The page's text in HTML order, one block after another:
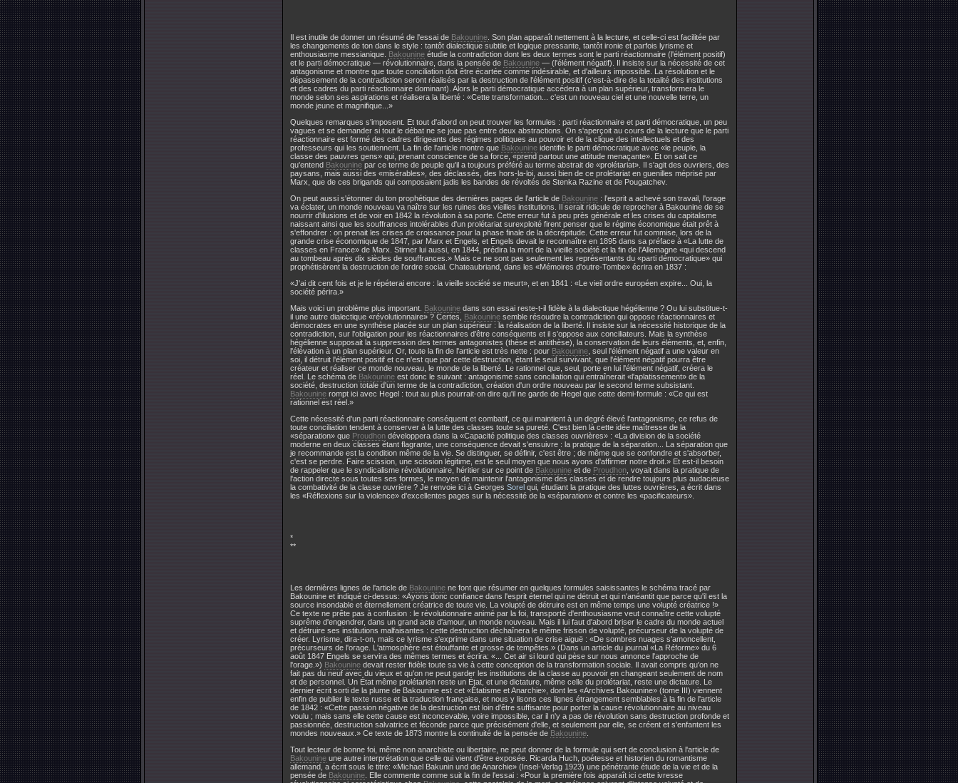
Il est inutile de donner un résumé de l'essai de Bakounine . Son plan apparaît nettement à la lecture, et celle-ci est facilitée par
les changements de ton dans le style : tantôt dialectique subtile et logique pressante, tantôt ironie et parfois lyrisme et
enthousiasme messianique. Bakounine étudie la contradiction dont les deux termes sont le parti réactionnaire (l'élément positif)
et le parti démocratique — révolutionnaire, dans la pensée de Bakounine — (l'élément négatif). Il insiste sur la nécessité de cet
antagonisme et montre que toute conciliation doit être écartée comme indésirable, et d'ailleurs impossible. La résolution et le
dépassement de la contradiction seront réalisés par la destruction de l'élément positif (c'est-à-dire de la totalité des institutions
et des cadres du parti réactionnaire dominant). Alors le parti démocratique accédera à un plan supérieur, transformera le
monde selon ses aspirations et réalisera la liberté : «Cette transformation... c'est un nouveau ciel et une nouvelle terre, un
monde jeune et magnifique...»
Quelques remarques s'imposent. Et tout d'abord on peut trouver les formules : parti réactionnaire et parti démocratique, un peu
vagues et se demander si tout le débat ne se joue pas entre deux abstractions. On s'aperçoit au cours de la lecture que le parti
réactionnaire est formé des cadres dirigeants des régimes politiques au pouvoir et de la clique des intellectuels et des
professeurs qui les soutiennent. La fin de l'article montre que Bakounine identifie le parti démocratique avec «le peuple, la
classe des pauvres gens» qui, prenant conscience de sa force, «prend partout une attitude menaçante». Et on sait ce
qu'entend Bakounine par ce terme de peuple qu'il a toujours préféré au terme abstrait de «prolétariat». Il s'agit des ouvriers, des
paysans, mais aussi des «misérables», des déclassés, des hors-la-loi, aussi bien de ce prolétariat en guenilles méprisé par
Marx, que de ces brigands qui composaient jadis les bandes de révoltés de Stenka Razine et de Pougatchev.
On peut aussi s'étonner du ton prophétique des dernières pages de l'article de Bakounine : l'esprit a achevé son travail, l'orage
va éclater, un monde nouveau va naître sur les ruines des vieilles institutions. Il serait ridicule de reprocher à Bakounine de se
nourrir d'illusions et de voir en 1842 la révolution à sa porte. Cette erreur fut à peu près générale et les crises du capitalisme
naissant ainsi que les souffrances intolérables d'un prolétariat surexploité firent penser que le régime économique était prêt à
s'effondrer : on prenait les crises de croissance pour la phase finale de la décrépitude. Cette erreur fut commise, lors de la
grande crise économique de 1847, par Marx et Engels, et Engels devait le reconnaître en 1895 dans sa préface à «La lutte de
classes en France» de Marx. Stirner lui aussi, en 1844, prédira la mort de la vieille société et la fin de l'Allemagne «qui descend
au tombeau après dix siècles de souffrances.» Mais ce ne sont pas seulement les représentants du «parti démocratique» qui
prophétisèrent la destruction de l'ordre social. Chateaubriand, dans les «Mémoires d'outre-Tombe» écrira en 1837 :
«J'ai dit cent fois et je le répéterai encore : la vieille société se meurt», et en 1841 : «Le vieil ordre européen expire... Oui, la
société périra.»
Mais voici un problème plus important. Bakounine dans son essai reste-t-il fidèle à la dialectique hégélienne ? Ou lui substitue-t-
il une autre dialectique «révolutionnaire» ? Certes, Bakounine semble résoudre la contradiction qui oppose réactionnaires et
démocrates en une synthèse placée sur un plan supérieur : la réalisation de la liberté. Il insiste sur la nécessité historique de la
contradiction, sur l'obligation pour les réactionnaires d'être conséquents et il s'oppose aux conciliateurs. Mais la synthèse
hégélienne supposait la suppression des termes antagonistes (thèse et antithèse), la conservation de leurs éléments, et, enfin,
l'élévation à un plan supérieur. Or, toute la fin de l'article est très nette : pour Bakounine , seul l'élément négatif a une valeur en
soi, il détruit l'élément positif et ce n'est que par cette destruction, étant le seul survivant, que l'élément négatif pourra être
créateur et réaliser ce monde nouveau, le monde de la liberté. Le rationnel que, seul, porte en lui l'élément négatif, créera le
réel. Le schéma de Bakounine est donc le suivant : antagonisme sans conciliation qui entraînerait «l'aplatissement» de la
société, destruction totale d'un terme de la contradiction, création d'un ordre nouveau par le second terme subsistant.
Bakounine rompt ici avec Hegel : tout au plus pourrait-on dire qu'il ne garde de Hegel que cette demi-formule : «Ce qui est
rationnel est réel.»
Cette nécessité d'un parti réactionnaire conséquent et combatif, ce qui maintient à un degré élevé l'antagonisme, ce refus de
toute conciliation tendent à conserver à la lutte des classes toute sa pureté. C'est bien là cette idée maîtresse de la
«séparation» que Proudhon développera dans la «Capacité politique des classes ouvrières» : «La division de la société
moderne en deux classes étant flagrante, une conséquence devait s'ensuivre : la pratique de la séparation... La séparation que
je recommande est la condition même de la vie. Se distinguer, se définir, c'est être ; de même que se confondre et s'absorber,
c'est se perdre. Faire scission, une scission légitime, est le seul moyen que nous ayons d'affirmer notre droit.» Et est-il besoin
de rappeler que le syndicalisme révolutionnaire, héritier sur ce point de Bakounine et de Proudhon , voyait dans la pratique de
l'action directe sous toutes ses formes, le moyen de maintenir l'antagonisme des classes et de rendre toujours plus audacieuse
la combativité de la classe ouvrière ? Je renvoie ici à Georges Sorel qui, étudiant la pratique des luttes ouvrières, a écrit dans
les «Réflexions sur la violence» d'excellentes pages sur la nécessité de la «séparation» et contre les «pacificateurs».
*
**
Les dernières lignes de l'article de Bakounine ne font que résumer en quelques formules saisissantes le schéma tracé par
Bakounine et indiqué ci-dessus: «Ayons donc confiance dans l'esprit éternel qui ne détruit et qui n'anéantit que parce qu'il est la
source insondable et éternellement créatrice de toute vie. La volupté de détruire est en même temps une volupté créatrice !»
Ce texte ne prête pas à confusion : le révolutionnaire animé par la foi, transporté d'enthousiasme veut connaître cette volupté
suprême d'engendrer, dans un grand acte d'amour, un monde nouveau. Mais il lui faut d'abord briser le cadre du monde actuel
et détruire ses institutions malfaisantes : cette destruction déchaînera le même frisson de volupté, précurseur de la volupté de
créer. Lyrisme, dira-t-on, mais ce lyrisme s'exprime dans une situation de crise aiguë : «De sombres nuages s'amoncellent,
précurseurs de l'orage. L'atmosphère est étouffante et grosse de tempêtes.» (Dans un article du journal «La Réforme» du 6
août 1847 Engels se servira des mêmes termes et écrira: «... Cet air si lourd qui pèse sur nous annonce l'approche de
l'orage.») Bakounine devait rester fidèle toute sa vie à cette conception de la transformation sociale. Il avait compris qu'on ne
fait pas du neuf avec du vieux et qu'on ne peut garder les institutions de la classe au pouvoir en changeant seulement de nom
et de personnel. Un État même prolétarien reste un État, et une dictature, même celle du prolétariat, reste une dictature. Le
dernier écrit sorti de la plume de Bakounine est cet «Étatisme et Anarchie», dont les «Archives Bakounine» (tome III) viennent
enfin de publier le texte russe et la traduction française, et nous y lisons ces lignes étrangement semblables à la fin de l'article
de 1842 : «Cette passion négative de la destruction est loin d'être suffisante pour porter la cause révolutionnaire au niveau
voulu ; mais sans elle cette cause est inconcevable, voire impossible, car il n'y a pas de révolution sans destruction profonde et
passionnée, destruction salvatrice et féconde parce que précisément d'elle, et seulement par elle, se créent et s'enfantent les
mondes nouveaux.» Ce texte de 1873 montre la continuité de la pensée de Bakounine
Tout lecteur de bonne foi, même non anarchiste ou libertaire, ne peut donner de la formule qui sert de conclusion à l'article de
Bakounine une autre interprétation que celle qui vient d'être exposée. Ricarda Huch, poétesse et historien du romantisme
allemand, a écrit sous le titre: «Michael Bakunin und die Anarchie» (Insel-Verlag 1923) une pénétrante étude de la vie et de la
pensée de Bakounine . Elle commente comme suit la fin de l'essai : «Pour la première fois apparaît ici cette ivresse